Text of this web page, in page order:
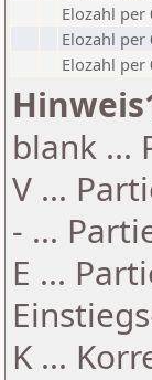
Elozahl per
Elozahl per
Elozahl per
blank ...
V ...
- ...
E ...
K ...